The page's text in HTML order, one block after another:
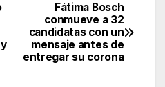
Fátima Bosch
conmueve a 32
candidatas con un
mensaje antes de
entregar su corona